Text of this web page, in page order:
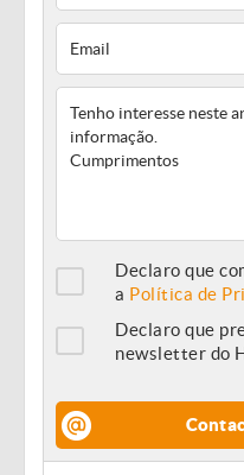
Declaro que
a Política de
Declaro que
newsletter do